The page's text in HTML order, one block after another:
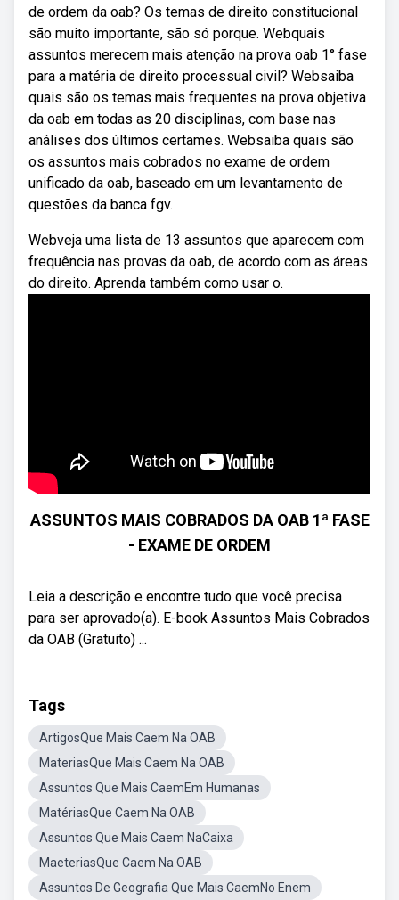
de ordem da oab? Os temas de direito constitucional
são muito importante, são só porque. Webquais
assuntos merecem mais atenção na prova oab 1° fase
para a matéria de direito processual civil? Websaiba
quais são os temas mais frequentes na prova objetiva
da oab em todas as 20 disciplinas, com base nas
análises dos últimos certames. Websaiba quais são
os assuntos mais cobrados no exame de ordem
unificado da oab, baseado em um levantamento de
questões da banca fgv.
Webveja uma lista de 13 assuntos que aparecem com
frequência nas provas da oab, de acordo com as áreas
do direito. Aprenda também como usar o.
ASSUNTOS MAIS COBRADOS DA OAB 1ª FASE
- EXAME DE ORDEM
Leia a descrição e encontre tudo que você precisa
para ser aprovado(a). E-book Assuntos Mais Cobrados
da OAB (Gratuito) ...
Tags
ArtigosQue Mais Caem Na OAB
MateriasQue Mais Caem Na OAB
Assuntos Que Mais CaemEm Humanas
MatériasQue Caem Na OAB
Assuntos Que Mais Caem NaCaixa
MaeteriasQue Caem Na OAB
Assuntos De Geografia Que Mais CaemNo Enem